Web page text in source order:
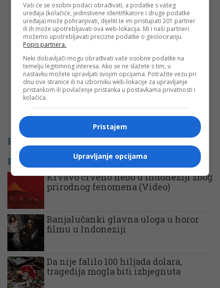
Email*
Komentar
PROMO
POVEZANE VIJESTI
Krvavo crveno nebo u Indoneziji zbog
prirodnog fenomena (Video)
Banjalučanki glavna uloga u horor
filmu u Indoneziji
Da nije falilo 100 hiljada dolara,
tragedija mogla biti izbjegnuta
Vaši će se osobni podaci obrađivati, a podatke s vašeg
uređaja (kolačiće, jedinstvene identifikatore i druge podatke
uređaja) može pohranjivati, dijeliti te im pristupati 201 partner
ili ih može upotrebljavati ova web-lokacija. Mi i naši partneri
možemo upotrebljavati precizne podatke o geolociranju.
Popis partnera.
Neki dobavljači mogu obrađivati vaše osobne podatke na
temelju legitimnog interesa. Ako se ne slažete s tim, u
nastavku možete upravljati svojim opcijama. Potražite vezu pri
dnu ove stranice ili na izborniku web-lokacije za upravljanje
pristankom ili povlačenje pristanka u postavkama privatnosti i
kolačića.
Pristajem
Upravljanje opcijama